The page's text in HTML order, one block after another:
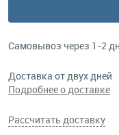
Самовывоз через 1-2
Доставка от двух дней
Подробнее о доставке
Рассчитать доставку